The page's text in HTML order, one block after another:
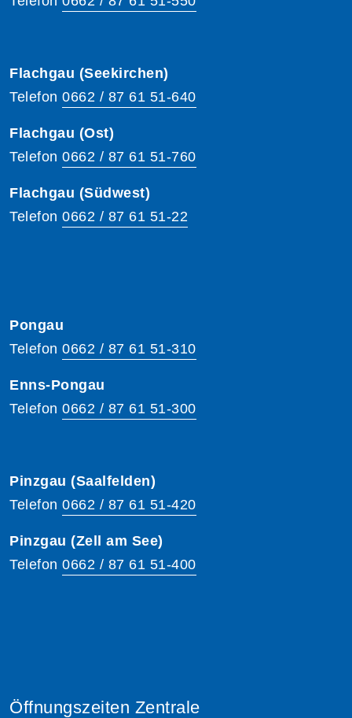
Flachgau (Seekirchen)
Telefon 0662 / 87 61 51-640
Flachgau (Ost)
Telefon 0662 / 87 61 51-760
Flachgau (Südwest)
Telefon 0662 / 87 61 51-22
Pongau
Telefon 0662 / 87 61 51-310
Enns-Pongau
Telefon 0662 / 87 61 51-300
Pinzgau (Saalfelden)
Telefon 0662 / 87 61 51-420
Pinzgau (Zell am See)
Telefon 0662 / 87 61 51-400
Öffnungszeiten Zentrale